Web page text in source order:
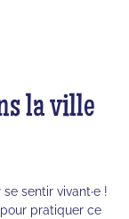
la ville
sentir vivant·e !
pratiquer ce